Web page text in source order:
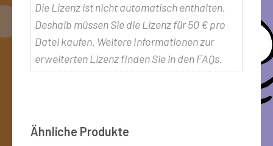
Die Lizenz ist nicht automatisch enthalten.
Deshalb müssen Sie die Lizenz für 50 € pro
Datei kaufen. Weitere Informationen zur
erweiterten Lizenz finden Sie in den FAQs.
Ähnliche Produkte